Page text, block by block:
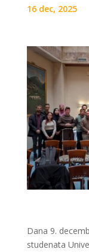
16 dec, 2025
Dana 9.
studenata